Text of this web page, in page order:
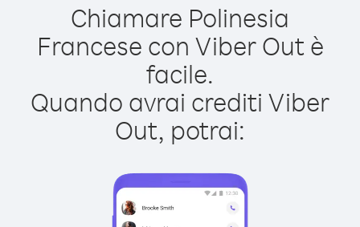
Chiamare Polinesia
Francese con Viber Out è
facile.
Quando avrai crediti Viber
Out, potrai: